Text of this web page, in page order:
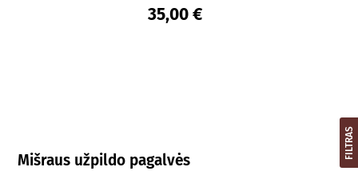
35,00 €
Mišraus užpildo pagalvės
FILTRAS